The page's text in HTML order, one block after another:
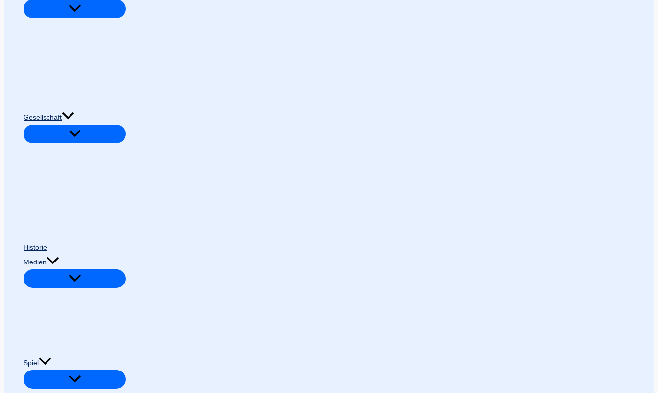
Gesellschaft
Historie
Medien
Spiel